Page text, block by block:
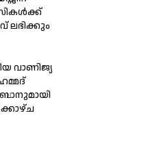
ലഭിക്കും
വാണിജ്യ